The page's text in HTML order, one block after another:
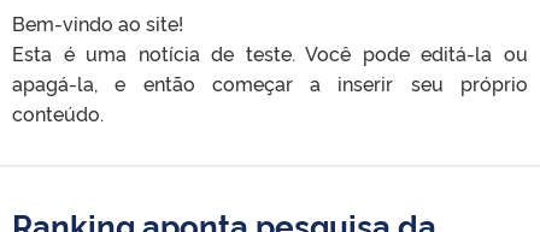
Bem-vindo ao site!
Esta é uma notícia de teste. Você pode editá-la ou
apagá-la, e então começar a inserir seu próprio
conteúdo.